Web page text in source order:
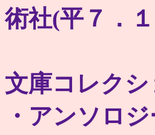
術社(平７．１
『奇想
文庫コレク
・アンソロ